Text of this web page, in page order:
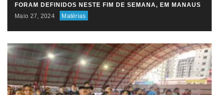
FORAM DEFINIDOS NESTE FIM DE SEMANA, EM MANAUS
Maio 27, 2024
Matérias